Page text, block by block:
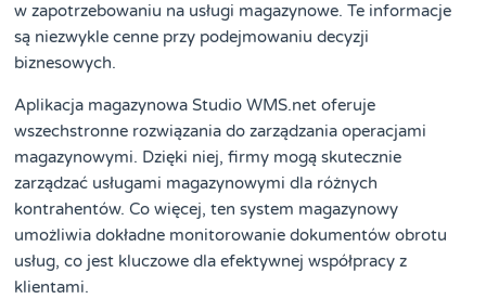
w zapotrzebowaniu na usługi magazynowe. Te informacje
są niezwykle cenne przy podejmowaniu decyzji
biznesowych.
Aplikacja magazynowa Studio WMS.net oferuje
wszechstronne rozwiązania do zarządzania operacjami
magazynowymi. Dzięki niej, firmy mogą skutecznie
zarządzać usługami magazynowymi dla różnych
kontrahentów. Co więcej, ten system magazynowy
umożliwia dokładne monitorowanie dokumentów obrotu
usług, co jest kluczowe dla efektywnej współpracy z
klientami.